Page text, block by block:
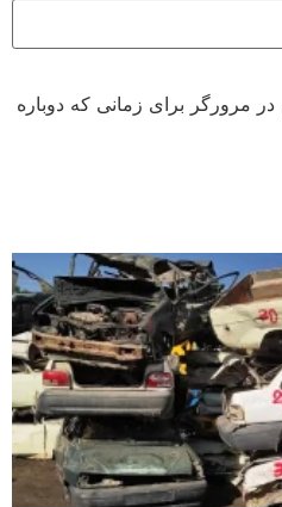
مرورگر برای زمانی که دوباره